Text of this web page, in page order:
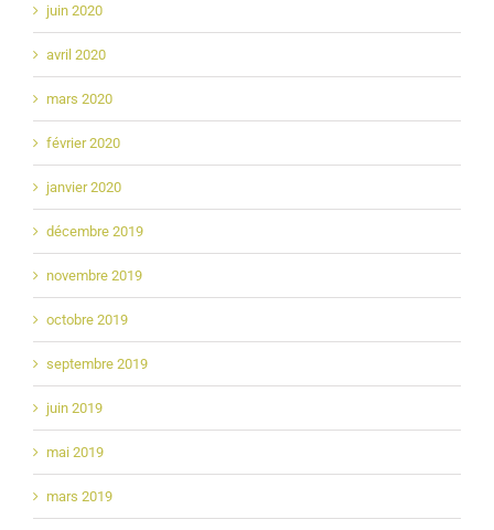
juin 2020
avril 2020
mars 2020
février 2020
janvier 2020
décembre 2019
novembre 2019
octobre 2019
septembre 2019
juin 2019
mai 2019
mars 2019